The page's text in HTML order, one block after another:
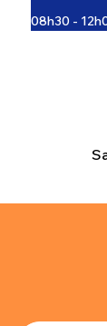
08h30 -